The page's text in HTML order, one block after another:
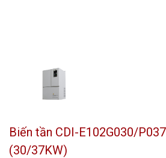
Biến tần CDI-E102G030/
(30/37KW)